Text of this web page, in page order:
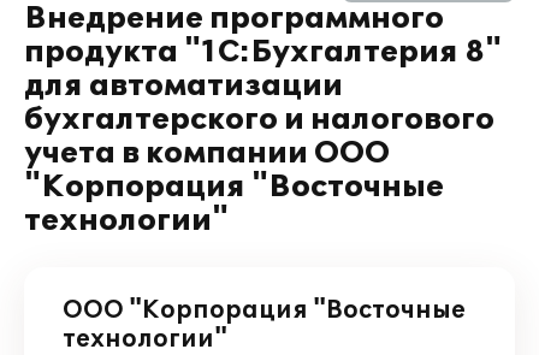
Внедрение программного
продукта "1С:Бухгалтерия 8"
для автоматизации
бухгалтерского и налогового
учета в компании ООО
"Корпорация "Восточные
технологии"
ООО "Корпорация "Восточные
технологии"